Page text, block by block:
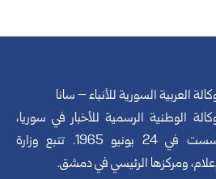
العربية السورية للأنباء – سانا
الوطنية الرسمية للأخبار في سوريا،
تأسست في 24 يونيو 1965. تتبع وزارة
ومركزها الرئيسي في دمشق.